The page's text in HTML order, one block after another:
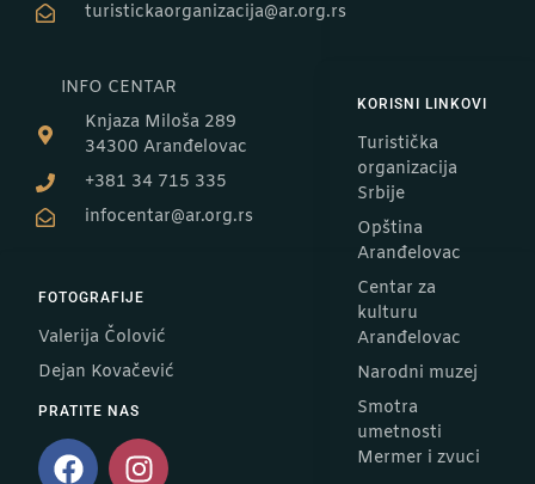
turistickaorganizacija@ar.org.rs
INFO CENTAR
Knjaza Miloša 289
34300 Aranđelovac
+381 34 715 335
infocentar@ar.org.rs
KORISNI LINKOVI
Turistička
organizacija
Srbije
Opština
Aranđelovac
Centar za
kulturu
Aranđelovac
Narodni muzej
Smotra
umetnosti
Mermer i zvuci
FOTOGRAFIJE
Valerija Čolović
Dejan Kovačević
PRATITE NAS